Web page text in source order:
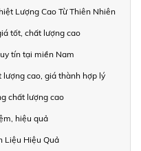
Lượng Cao Từ Thiên Nhiên
tốt, chất lượng cao
tín tại miền Nam
lượng cao, giá thành hợp lý
chất lượng cao
hiệu quả
Liệu Hiệu Quả